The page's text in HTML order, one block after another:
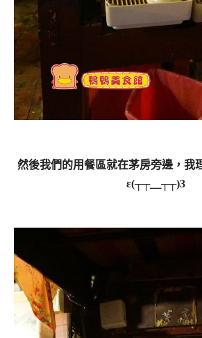
然後我們的用餐區就在茅房旁邊，我
ε(┬┬＿┬┬)3